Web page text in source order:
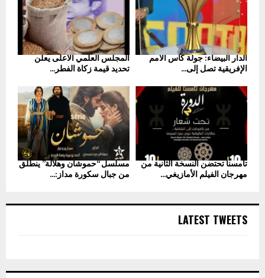
المجلس العلمي الأعلى يعلن
تحديد قيمة زكاة الفطر...
الدار البيضاء: جولة كأس الأمم
الإفريقية تصل إلى...
مسلسل “حموشان وهلالة” ينطلق
من جبال سكورة مداز:...
تامسنا تحتضن النسخة الثانية من
مهرجان الفيلم الأمازيغي...
LATEST TWEETS